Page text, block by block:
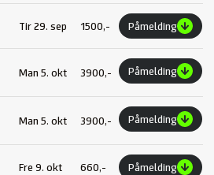
Tir 29. sep 1500,- Påmelding
Man 5. okt 3900,- Påmelding
Man 5. okt 3900,- Påmelding
Fre 9. okt 660,- Påmelding